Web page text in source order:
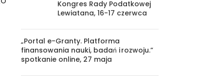
Kongres Rady Podatkowej
Lewiatana, 16-17 czerwca
„Portal e-Granty. Platforma
finansowania nauki, badań i rozwoju.”
spotkanie online, 27 maja